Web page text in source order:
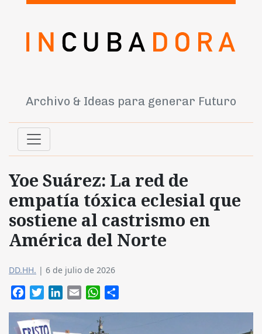
Archivo & Ideas para generar Futuro
Yoe Suárez: La red de
empatía tóxica eclesial que
sostiene al castrismo en
América del Norte
DD.HH. | 6 de julio de 2026
FacebookTwitterLinkedIn
Email WhatsApp